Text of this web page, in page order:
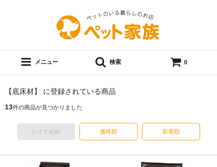
メニュー 検索 0
【底床材】 に登録されている商品
13件の商品が見つかりました
おすすめ順 価格順 新着順